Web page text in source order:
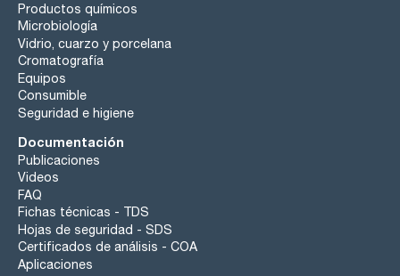
Productos químicos
Microbiología
Vidrio, cuarzo y porcelana
Cromatografía
Equipos
Consumible
Seguridad e higiene
Documentación
Publicaciones
Videos
FAQ
Fichas técnicas - TDS
Hojas de seguridad - SDS
Certificados de análisis - COA
Aplicaciones